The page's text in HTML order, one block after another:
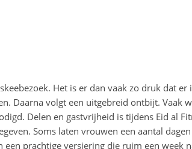
Het is er dan vaak zo druk dat
Daarna volgt een uitgebreid ontbijt. Vaak
Delen en gastvrijheid is tijdens Eid al
Soms laten vrouwen een aantal
een prachtige versiering die ruim een week